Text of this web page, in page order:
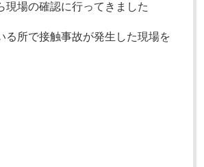
現場の確認に行ってきました
る所で接触事故が発生した現場を